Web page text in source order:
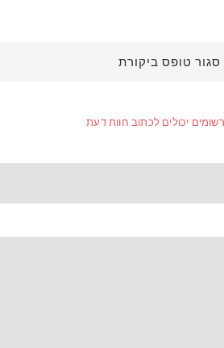
סגור טופס ביקורת
יכולים לכתוב חוות דעת